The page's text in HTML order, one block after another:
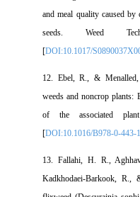
and meal quality caused
seeds. Weed
[DOI:10.1017/
12. Ebel, R., &
weeds and noncrop
of the associated
[DOI:10.1016/B978-0-
13. Fallahi, H. R.,
Kadkhodaei-Barkook,